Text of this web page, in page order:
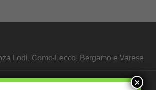
Lodi, Como-Lecco, Bergamo e Varese
×